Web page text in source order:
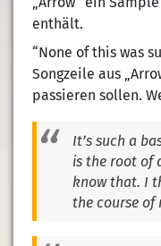
enthält.
“None of this was
Songzeile aus
passieren sollen.
It’s such a
is the root of
know that. I
the course of